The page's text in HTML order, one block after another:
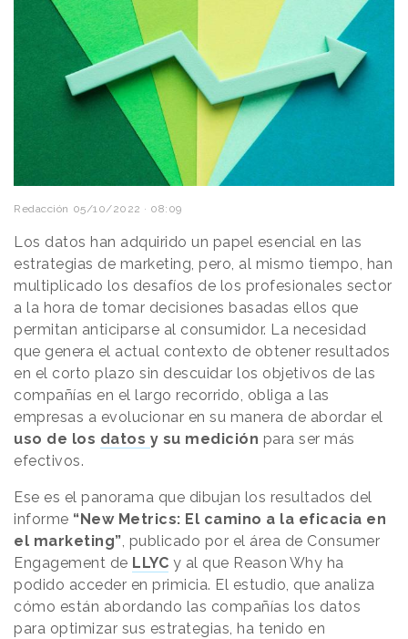
Redacción 05/10/2022 · 08:09
Los datos han adquirido un papel esencial en las
estrategias de marketing, pero, al mismo tiempo, han
multiplicado los desafíos de los profesionales sector
a la hora de tomar decisiones basadas ellos que
permitan anticiparse al consumidor. La necesidad
que genera el actual contexto de obtener resultados
en el corto plazo sin descuidar los objetivos de las
compañías en el largo recorrido, obliga a las
empresas a evolucionar en su manera de abordar el
uso de los datos y su medición para ser más
efectivos.
Ese es el panorama que dibujan los resultados del
informe “New Metrics: El camino a la eficacia en
el marketing”, publicado por el área de Consumer
Engagement de LLYC y al que Reason Why ha
podido acceder en primicia. El estudio, que analiza
cómo están abordando las compañías los datos
para optimizar sus estrategias, ha tenido en